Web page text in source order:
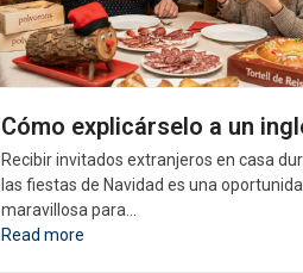
Cómo explicárselo a un
Recibir invitados extranjeros en casa
las fiestas de Navidad es una
maravillosa para…
Read more